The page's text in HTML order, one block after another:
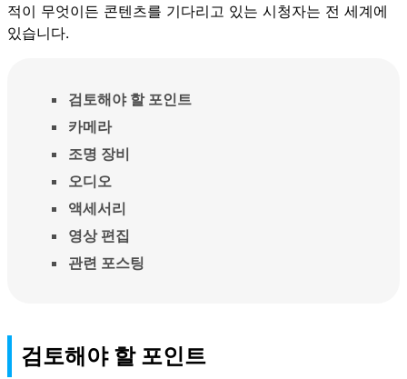
적이 무엇이든 콘텐츠를 기다리고 있는 시청자는 전 세계에
있습니다.
검토해야 할 포인트
카메라
조명 장비
오디오
액세서리
영상 편집
관련 포스팅
검토해야 할 포인트